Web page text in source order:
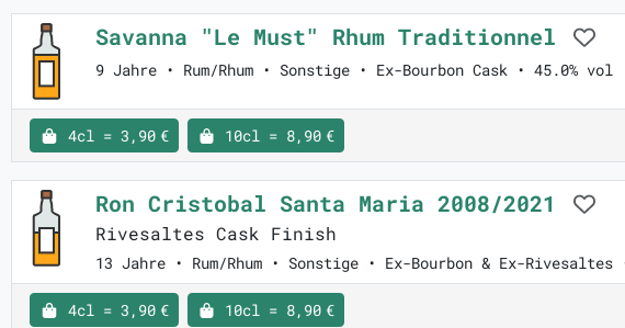
Savanna "Le Must" Rhum Traditionnel
9 Jahre • Rum/Rhum • Sonstige • Ex-Bourbon Cask • 45.0% vol
4cl = 3,90 € 10cl = 8,90 €
Ron Cristobal Santa Maria 2008/2021
Rivesaltes Cask Finish
13 Jahre • Rum/Rhum • Sonstige • Ex-Bourbon & Ex-Rivesaltes
4cl = 3,90 € 10cl = 8,90 €